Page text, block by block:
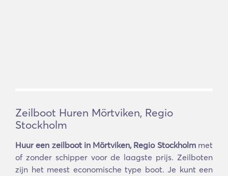
Zeilboot Huren Mörtviken, Regio
Stockholm
Huur een zeilboot in Mörtviken, Regio Stockholmmet
of zonder schipper voor de laagste prijs. Zeilboten
zijn het meest economische type boot. Je kunt een